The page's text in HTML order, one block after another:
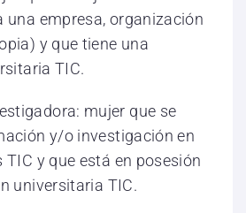
una empresa, organización
y que tiene una
TIC.
mujer que se
y/o investigación en
y que está en posesión
universitaria TIC.